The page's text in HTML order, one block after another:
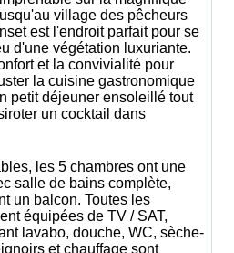
village des pêcheurs
est l'endroit parfait pour se
d'une végétation luxuriante.
et la convivialité pour
la cuisine gastronomique
petit déjeuner ensoleillé tout
un cocktail dans
les 5 chambres ont une
salle de bains complète,
un balcon. Toutes les
équipées de TV / SAT,
lavabo, douche, WC, sèche-
et chauffage sont